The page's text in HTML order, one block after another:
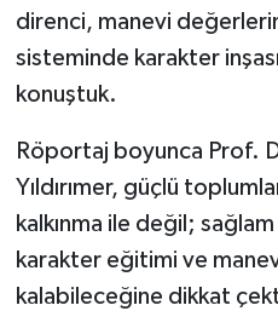
direnci, manevi
sisteminde karakter
konuştuk.
Röportaj boyunca Prof.
Yıldırımer, güçlü
kalkınma ile değil;
karakter eğitimi ve
kalabileceğine dikkat